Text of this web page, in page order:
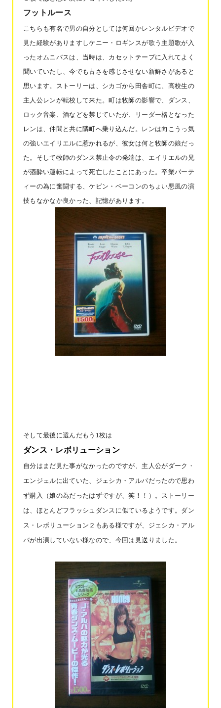
フットルース
こちらも有名で男の自分としては何回かレンタルビデオで
見た経験がありますしケニー・ロギンスが歌う主題歌が入
ったオムニバスは、当時は、カセットテープに入れてよく
聞いていたし、今でも古さを感じさせない新鮮さがあると
思います。ストーリーは、シカゴから田舎町に、高校生の
主人公レンが転校して来た。町は牧師の影響で、ダンス、
ロック音楽、酒などを禁じていたが、リーダー格となった
レンは、仲間と共に隣町へ乗り込んだ。レンは向こうっ気
の強いエイリエルに惹かれるが、彼女は何と牧師の娘だっ
た。そして牧師のダンス禁止令の発端は、エイリエルの兄
が酒酔い運転によって死亡したことにあった。卒業パーテ
ィーの為に奮闘する、ケビン・ベーコンのちょい悪風の演
技もなかなか良かった、記憶があります。
そして最後に選んだもう 1枚は
ダンス・レボリューション
自分はまだ見た事がなかったのですが、主人公がダーク・
エンジェルに出ていた、ジェシカ・アルバだったので思わ
ず購入（娘の為だったはずですが、笑！！）。ストーリー
は、ほとんどフラッシュダンスに似ているようです。ダン
ス・レボリューション２もある様ですが、ジェシカ・アル
バが出演していない様なので、今回は見送りました。